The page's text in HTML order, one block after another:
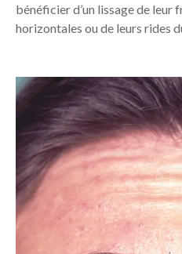
bénéficier d’un lissage de leur
horizontales ou de leurs rides